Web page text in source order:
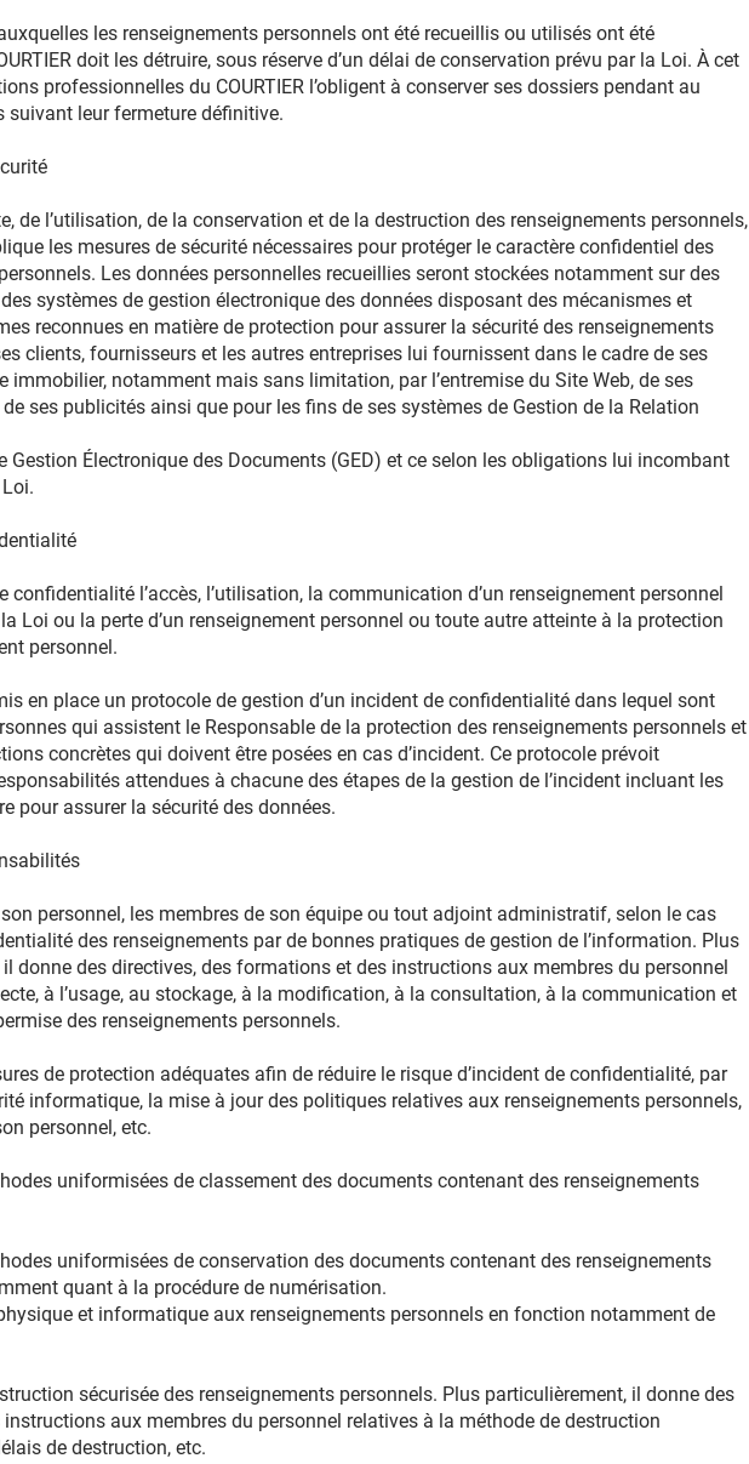
les renseignements personnels ont été recueillis ou utilisés ont été
doit les détruire, sous réserve d’un délai de conservation prévu par la Loi. À cet
professionnelles du COURTIER l’obligent à conserver ses dossiers pendant au
suivant leur fermeture définitive.
de l’utilisation, de la conservation et de la destruction des renseignements personnels,
les mesures de sécurité nécessaires pour protéger le caractère confidentiel des
Les données personnelles recueillies seront stockées notamment sur des
systèmes de gestion électronique des données disposant des mécanismes et
reconnues en matière de protection pour assurer la sécurité des renseignements
clients, fournisseurs et les autres entreprises lui fournissent dans le cadre de ses
immobilier, notamment mais sans limitation, par l’entremise du Site Web, de ses
ses publicités ainsi que pour les fins de ses systèmes de Gestion de la Relation
Gestion Électronique des Documents (GED) et ce selon les obligations lui incombant
confidentialité l’accès, l’utilisation, la communication d’un renseignement personnel
Loi ou la perte d’un renseignement personnel ou toute autre atteinte à la protection
personnel.
en place un protocole de gestion d’un incident de confidentialité dans lequel sont
qui assistent le Responsable de la protection des renseignements personnels et
concrètes qui doivent être posées en cas d’incident. Ce protocole prévoit
attendues à chacune des étapes de la gestion de l’incident incluant les
pour assurer la sécurité des données.
son personnel, les membres de son équipe ou tout adjoint administratif, selon le cas
des renseignements par de bonnes pratiques de gestion de l’information. Plus
donne des directives, des formations et des instructions aux membres du personnel
à l’usage, au stockage, à la modification, à la consultation, à la communication et
des renseignements personnels.
de protection adéquates afin de réduire le risque d’incident de confidentialité, par
informatique, la mise à jour des politiques relatives aux renseignements personnels,
personnel, etc.
uniformisées de classement des documents contenant des renseignements
uniformisées de conservation des documents contenant des renseignements
quant à la procédure de numérisation.
et informatique aux renseignements personnels en fonction notamment de
sécurisée des renseignements personnels. Plus particulièrement, il donne des
aux membres du personnel relatives à la méthode de destruction
de destruction, etc.